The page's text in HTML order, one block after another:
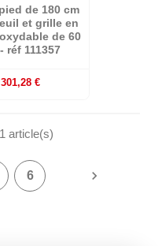
de 180 cm
et grille en
de 60
réf 111357
301,28 €
article(s)
6 